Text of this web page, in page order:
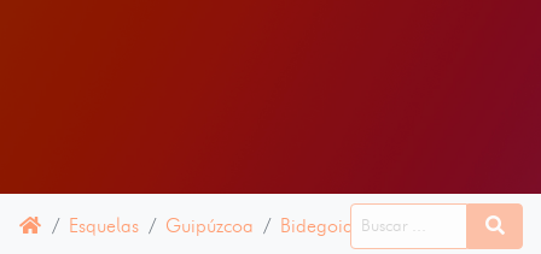
Esquelas Guipúzcoa Bidegoian 12 ABRIL 2025